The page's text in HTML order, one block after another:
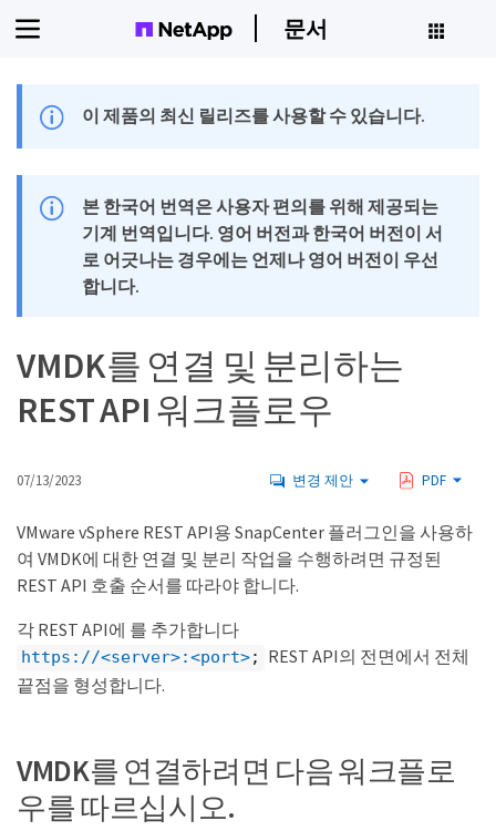
문서
이 제품의 최신 릴리즈를 사용할 수 있습니다.
본 한국어 번역은 사용자 편의를 위해 제공되는
기계 번역입니다. 영어 버전과 한국어 버전이 서
로 어긋나는 경우에는 언제나 영어 버전이 우선
합니다.
VMDK를 연결 및 분리하는
REST API 워크플로우
07/13/2023 변경 제안 PDF
VMware vSphere REST API용 SnapCenter 플러그인을 사용하
여 VMDK에 대한 연결 및 분리 작업을 수행하려면 규정된
REST API 호출 순서를 따라야 합니다.
각 REST API에 를 추가합니다
https://<server>:<port>;
REST API의 전면에서 전체
끝점을 형성합니다.
VMDK를 연결하려면 다음 워크플로
우를 따르십시오.